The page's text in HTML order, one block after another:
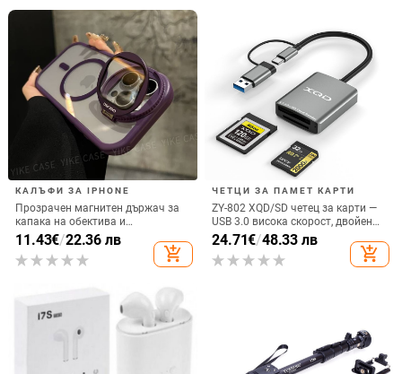
КАЛЪФИ ЗА IPHONE
Прозрачен магнитен държач за
капака на обектива и
удароустойчив твърд калъф за
iPhone 17 Pro Max
11.43€/22.36 лв
add_shopping_cart
ЧЕТЦИ ЗА ПАМЕТ КАРТИ
ZY-802 XQD/SD четец за карти —
USB 3.0 висока скорост, двойен
интерфейс Type-C и USB,
алуминиев сплав + ABS
24.71€/48.33 лв
add_shopping_cart